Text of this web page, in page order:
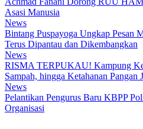
Asasi Manusia
News
Bintang Puspayoga Ungkap Pesan
Terus Dipantau dan Dikembangkan
News
RISMA TERPUKAU! Kampung
Sampah, hingga Ketahanan Pangan
News
Pelantikan Pengurus Baru KBPP
Organisasi